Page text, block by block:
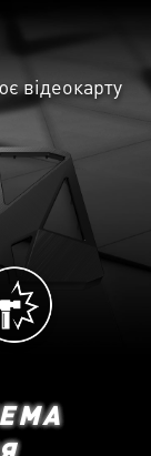
відеокарту